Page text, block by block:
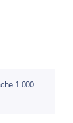
1.000